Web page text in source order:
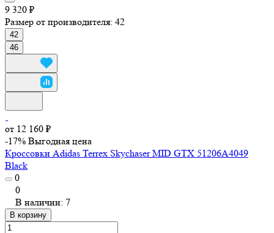
9 320 ₽
Размер от производителя: 42
42
46
от 12 160 ₽
-17% Выгодная цена
Кроссовки Adidas Terrex Skychaser MID GTX 51206A4049
Black
0
0
В наличии: 7
В корзину